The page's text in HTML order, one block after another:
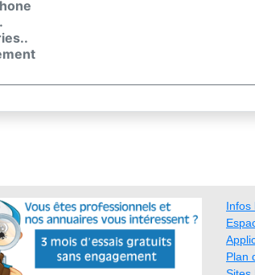
Infos
Plan